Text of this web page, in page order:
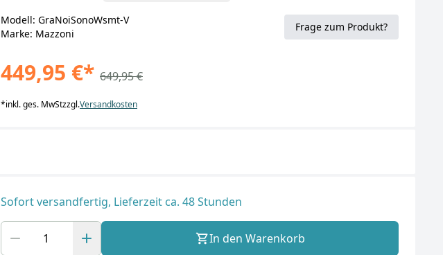
Modell: GraNoiSonoWsmt-V
Marke: Mazzoni
Frage zum Produkt?
449,95 €* 649,95 €
*inkl. ges. MwStzzgl.Versandkosten
Sofort versandfertig, Lieferzeit ca. 48 Stunden
In den Warenkorb